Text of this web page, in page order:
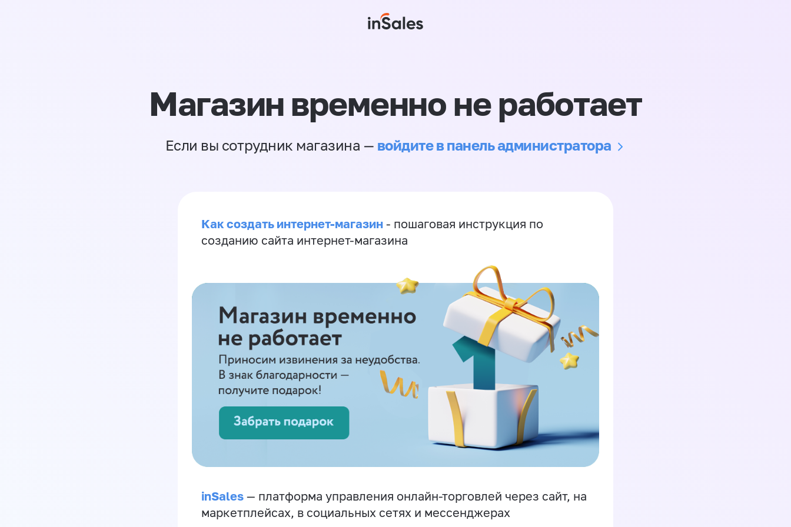
Магазин временно не работает
Если вы сотрудник магазина — войдите в панель администратора
Как создать интернет-магазин - пошаговая инструкция по
созданию сайта интернет-магазина
inSales — платформа управления онлайн-торговлей через сайт, на
маркетплейсах, в социальных сетях и мессенджерах